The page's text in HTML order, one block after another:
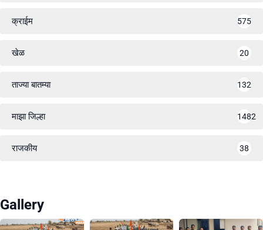
क्राईम 575
खेळ 20
ताज्या बातम्या 132
माझा जिल्हा 1482
राजकीय 38
Gallery